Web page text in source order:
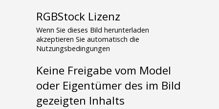
RGBStock Lizenz
Wenn Sie dieses Bild herunterladen
akzeptieren Sie automatisch die
Nutzungsbedingungen
Keine Freigabe vom Model
oder Eigentümer des im Bild
gezeigten Inhalts